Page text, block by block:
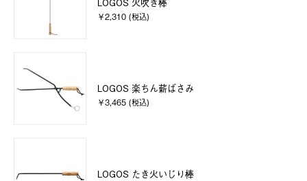
￥2,310 (税込)
LOGOS 楽ちん薪ばさみ
￥3,465 (税込)
LOGOS たき火いじり棒